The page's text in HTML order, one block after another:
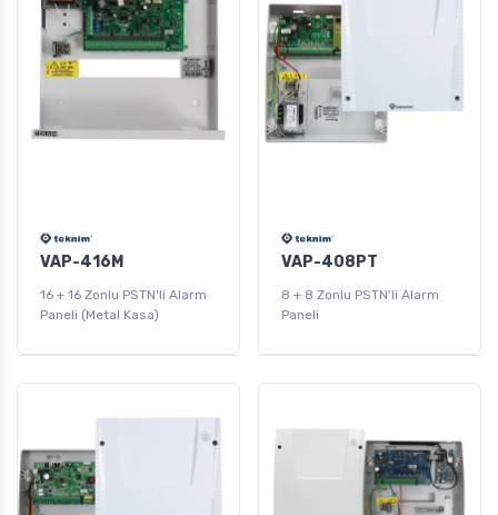
VAP-416M
16 + 16 Zonlu PSTN'li Alarm
Paneli (Metal Kasa)
VAP-408PT
8 + 8 Zonlu PSTN'li Alarm
Paneli